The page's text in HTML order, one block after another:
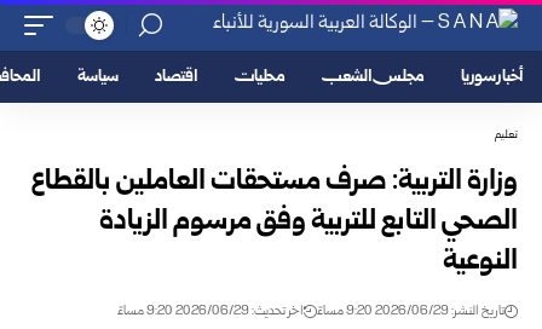
أخبار سوريا مجلس الشعب محليات اقتصاد سياسة
تعليم
وزارة التربية: صرف مستحقات العاملين بالقطاع
الصحي التابع ‏للتربية وفق مرسوم الزيادة
النوعية
تاريخ النشر: 2026/06/29 9:20 مساءً اخر تحديث: 2026/06/29 9:20 مساءً